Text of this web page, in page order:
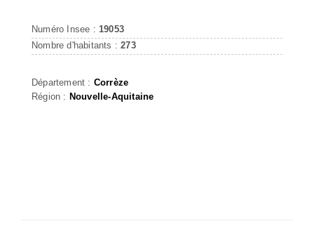
Numéro Insee : 19053
Nombre d'habitants :273
Département : Corrèze
Région : Nouvelle-Aquitaine